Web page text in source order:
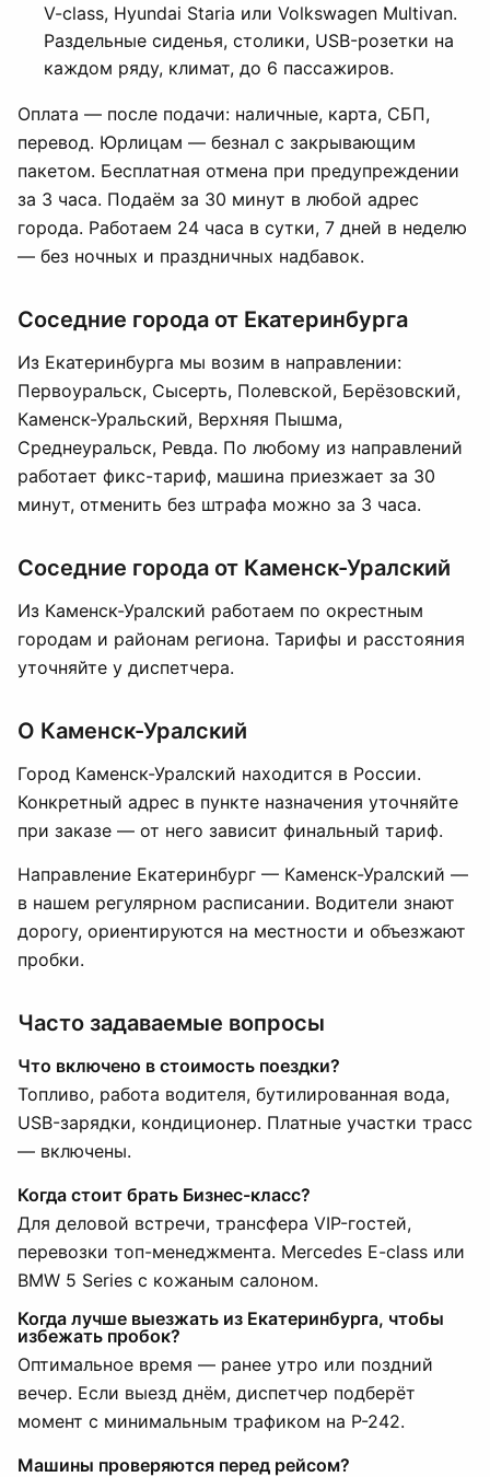
V-class, Hyundai Staria или Volkswagen Multivan.
Раздельные сиденья, столики, USB-розетки на
каждом ряду, климат, до 6 пассажиров.
Оплата — после подачи: наличные, карта, СБП,
перевод. Юрлицам — безнал с закрывающим
пакетом. Бесплатная отмена при предупреждении
за 3 часа. Подаём за 30 минут в любой адрес
города. Работаем 24 часа в сутки, 7 дней в неделю
— без ночных и праздничных надбавок.
Соседние города от Екатеринбурга
Из Екатеринбурга мы возим в направлении:
Первоуральск, Сысерть, Полевской, Берёзовский,
Каменск-Уральский, Верхняя Пышма,
Среднеуральск, Ревда. По любому из направлений
работает фикс-тариф, машина приезжает за 30
минут, отменить без штрафа можно за 3 часа.
Соседние города от Каменск-Уралский
Из Каменск-Уралский работаем по окрестным
городам и районам региона. Тарифы и расстояния
уточняйте у диспетчера.
О Каменск-Уралский
Город Каменск-Уралский находится в России.
Конкретный адрес в пункте назначения уточняйте
при заказе — от него зависит финальный тариф.
Направление Екатеринбург — Каменск-Уралский —
в нашем регулярном расписании. Водители знают
дорогу, ориентируются на местности и объезжают
пробки.
Часто задаваемые вопросы
Что включено в стоимость поездки?
Топливо, работа водителя, бутилированная вода,
USB-зарядки, кондиционер. Платные участки трасс
— включены.
Когда стоит брать Бизнес-класс?
Для деловой встречи, трансфера VIP-гостей,
перевозки топ-менеджмента. Mercedes E-class или
BMW 5 Series с кожаным салоном.
Когда лучше выезжать из Екатеринбурга, чтобы
избежать пробок?
Оптимальное время — ранее утро или поздний
вечер. Если выезд днём, диспетчер подберёт
момент с минимальным трафиком на Р-242.
Машины проверяются перед рейсом?